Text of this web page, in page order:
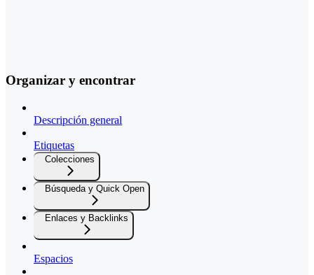
Organizar y encontrar
Descripción general
Etiquetas
Colecciones
Búsqueda y Quick Open
Enlaces y Backlinks
Espacios